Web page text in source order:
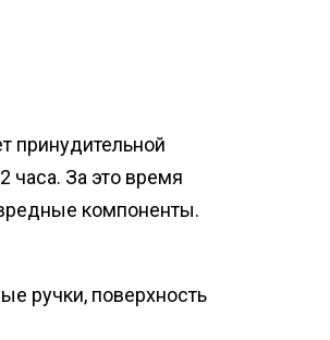
принудительной
часа. За это время
компоненты.
ручки, поверхность